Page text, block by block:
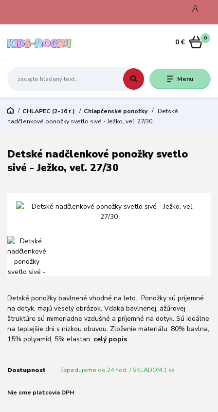
Menu
0
0 €
CHLAPEC (2-16 r.) Chlapčenské ponožky
Detské
nadčlenkové ponožky svetlo sivé - Ježko, veľ. 27/30
Detské nadčlenkové ponožky svetlo
sivé - Ježko, veľ. 27/30
Detské ponožky bavlnené vhodné na leto. Ponožky sú príjemné
na dotyk, majú veselý obrázok. Vďaka bavlnenej, ažúrovej
štruktúre sú mimoriadne vzdušné a príjemné na dotyk. Sú ideálne
na teplejšie dni s nízkou obuvou. Zloženie materiálu: 80% bavlna,
15% polyamid, 5% elastan. celý popis
Dostupnosť Expedujeme do 24 hod. / SKLADOM 1 ks
Nie sme platcovia DPH